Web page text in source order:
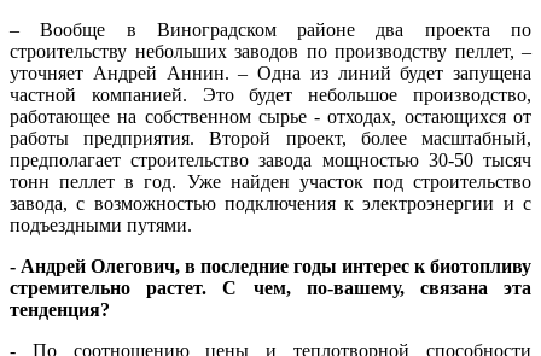
– Вообще в Виноградском районе два проекта по
строительству небольших заводов по производству пеллет, –
уточняет Андрей Аннин. – Одна из линий будет запущена
частной компанией. Это будет небольшое производство,
работающее на собственном сырье - отходах, остающихся от
работы предприятия. Второй проект, более масштабный,
предполагает строительство завода мощностью 30-50 тысяч
тонн пеллет в год. Уже найден участок под строительство
завода, с возможностью подключения к электроэнергии и с
подъездными путями.
- Андрей Олегович, в последние годы интерес к биотопливу
стремительно растет. С чем, по-вашему, связана эта
тенденция?
- По соотношению цены и теплотворной способности